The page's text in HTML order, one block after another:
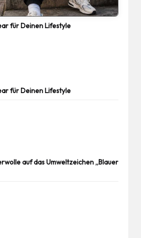
für Deinen Lifestyle
für Deinen Lifestyle
auf das Umweltzeichen „Blauer